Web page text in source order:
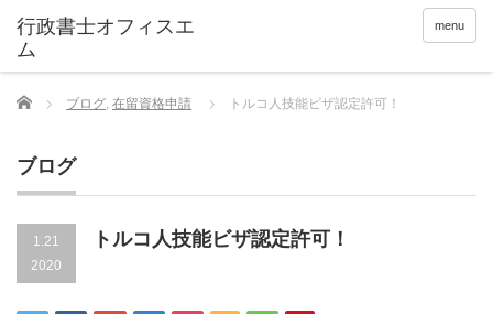
menu
Home ブログ, 在留資格申請 トルコ人技能ビザ認定許可！
ブログ
1.21
2020
トルコ人技能ビザ認定許可！